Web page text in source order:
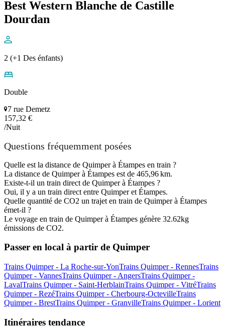
Best Western Blanche de Castille
Dourdan
2 (+1 Des énfants)
Double
7 rue Demetz
157,32 €
/Nuit
Questions fréquemment posées
Quelle est la distance de Quimper à Étampes en train ?
La distance de Quimper à Étampes est de 465,96 km.
Existe-t-il un train direct de Quimper à Étampes ?
Oui, il y a un train direct entre Quimper et Étampes.
Quelle quantité de CO2 un trajet en train de Quimper à Étampes
émet-il ?
Le voyage en train de Quimper à Étampes génère 32.62kg
émissions de CO2.
Passer en local à partir de Quimper
Trains Quimper - La Roche-sur-YonTrains Quimper - RennesTrains
Quimper - VannesTrains Quimper - AngersTrains Quimper -
LavalTrains Quimper - Saint-HerblainTrains Quimper - VitréTrains
Quimper - RezéTrains Quimper - Cherbourg-OctevilleTrains
Quimper - BrestTrains Quimper - GranvilleTrains Quimper - Lorient
Itinéraires tendance